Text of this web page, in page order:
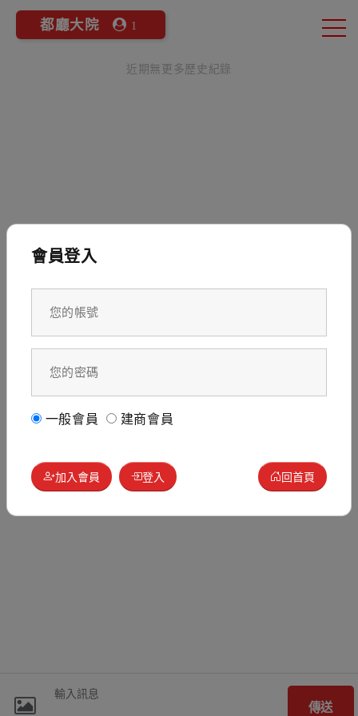
都廳大院 1
傳送
近期無更多歷史紀錄
會員登入
一般會員 建商會員
加入會員 登入 回首頁